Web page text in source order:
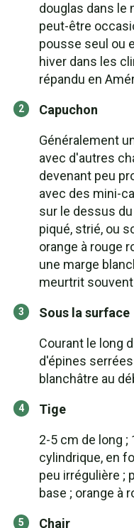
douglas dans le
peut-être
pousse seul ou
hiver dans les
répandu en
Capuchon
Généralement
avec d'autres
devenant peu
avec des mini-
sur le dessus
piqué, strié, ou
orange à rouge
une marge
meurtrit
Sous la surface
Courant le long
d'épines
blanchâtre au
Tige
2-5 cm de long ;
cylindrique, en
peu irrégulière ;
base ; orange à
Chair